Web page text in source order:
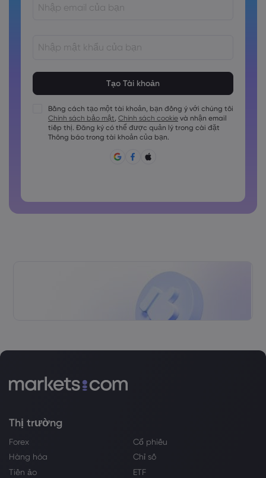
Các mật khẩu phải chứa ít nhất 1 ký tự viết hoa
Các mật khẩu phải chứa ít nhất 1 ký tự viết thường
Mật khẩu phải chứa ~!@#£%^&amp;*()_-+=:;&lt;&gt;\{,\[]?,.
Bằng cách tạo một tài khoản, bạn đồng ý với chúng tôi
Chính sách bảo mật, Chính sách cookie và nhận email
tiếp thị. Đăng ký có thể được quản lý trong cài đặt
Thông báo trong tài khoản của bạn.
Thị trường
Forex
Cổ phiếu
Hàng hóa
Chỉ số
Tiền ảo
ETF